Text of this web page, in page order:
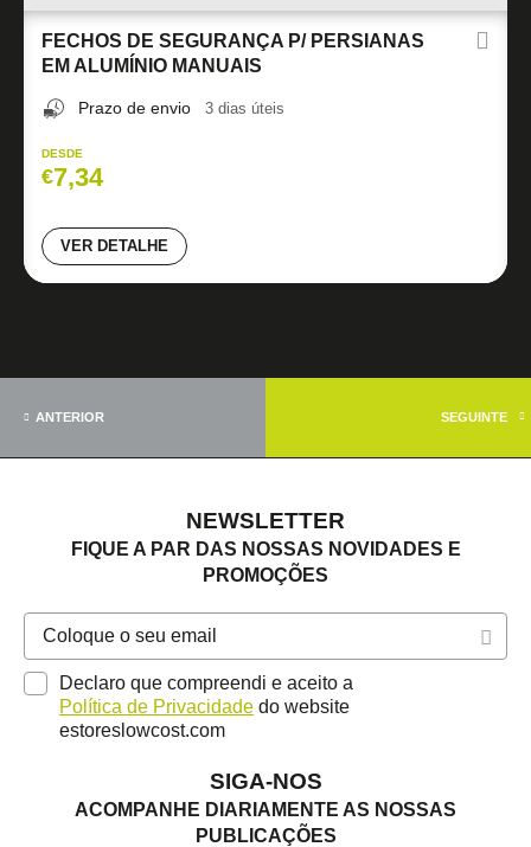
FECHOS DE SEGURANÇA P/ PERSIANAS
EM ALUMÍNIO MANUAIS
Prazo de envio 3 dias úteis
DESDE
€7,34
VER DETALHE
ANTERIOR SEGUINTE
NEWSLETTER
FIQUE A PAR DAS NOSSAS NOVIDADES E
PROMOÇÕES
Declaro que compreendi e aceito a
Política de Privacidade do website
estoreslowcost.com
SIGA-NOS
ACOMPANHE DIARIAMENTE AS NOSSAS
PUBLICAÇÕES